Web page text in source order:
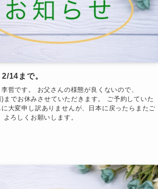
14まで。
哲です。 お父さんの様態が良くないので、
までお休みさせていただきます。 ご予約していた
大変申し訳ありませんが、日本に戻ったらまたご
よろしくお願いします。